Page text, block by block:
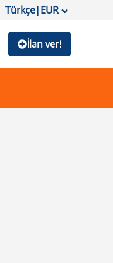
Türkçe|EUR
İlan ver!